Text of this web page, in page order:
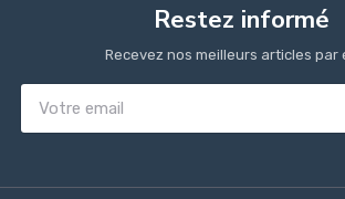
Restez informé
Recevez nos meilleurs articles par